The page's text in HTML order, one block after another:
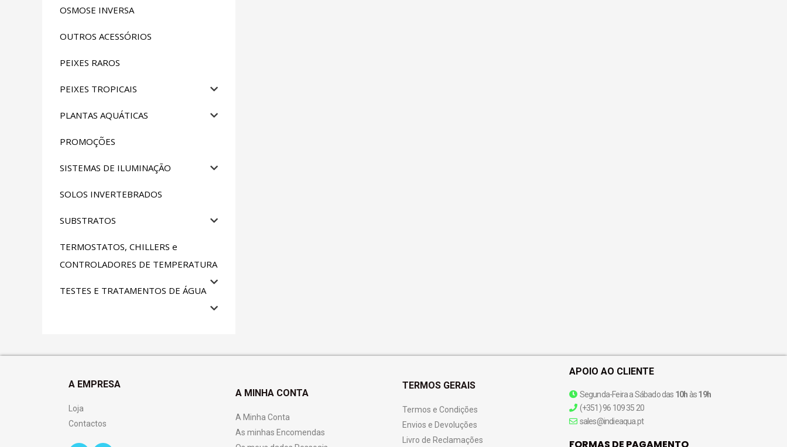
OSMOSE INVERSA
OUTROS ACESSÓRIOS
PEIXES RAROS
PEIXES TROPICAIS
PLANTAS AQUÁTICAS
PROMOÇÕES
SISTEMAS DE ILUMINAÇÃO
SOLOS INVERTEBRADOS
SUBSTRATOS
TERMOSTATOS, CHILLERS e
CONTROLADORES DE TEMPERATURA
TESTES E TRATAMENTOS DE ÁGUA
A EMPRESA
Loja
Contactos
A MINHA CONTA
A Minha Conta
As minhas Encomendas
TERMOS GERAIS
Termos e Condições
Envios e Devoluções
Livro de Reclamações
APOIO AO CLIENTE
Segunda-Feira a Sábado das 10h às19h
(+351) 96 109 35 20
sales@indieaqua.pt